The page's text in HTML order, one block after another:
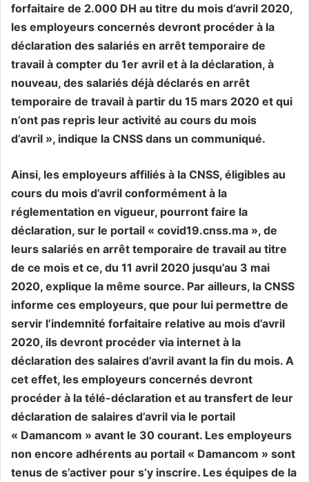
forfaitaire de 2.000 DH au titre du mois d’avril 2020,
les employeurs concernés devront procéder à la
déclaration des salariés en arrêt temporaire de
travail à compter du 1er avril et à la déclaration, à
nouveau, des salariés déjà déclarés en arrêt
temporaire de travail à partir du 15 mars 2020 et qui
n’ont pas repris leur activité au cours du mois
d’avril », indique la CNSS dans un communiqué.
Ainsi, les employeurs affiliés à la CNSS, éligibles au
cours du mois d’avril conformément à la
réglementation en vigueur, pourront faire la
déclaration, sur le portail « covid19.cnss.ma », de
leurs salariés en arrêt temporaire de travail au titre
de ce mois et ce, du 11 avril 2020 jusqu’au 3 mai
2020, explique la même source. Par ailleurs, la CNSS
informe ces employeurs, que pour lui permettre de
servir l’indemnité forfaitaire relative au mois d’avril
2020, ils devront procéder via internet à la
déclaration des salaires d’avril avant la fin du mois. A
cet effet, les employeurs concernés devront
procéder à la télé-déclaration et au transfert de leur
déclaration de salaires d’avril via le portail
« Damancom » avant le 30 courant. Les employeurs
non encore adhérents au portail « Damancom » sont
tenus de s’activer pour s’y inscrire. Les équipes de la